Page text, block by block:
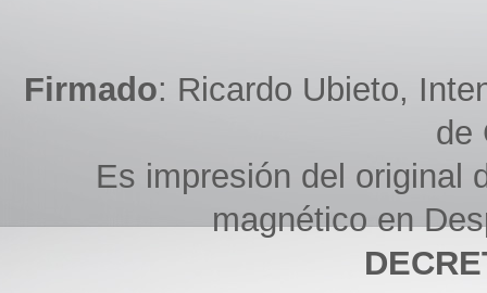
Firmado: Ricardo Ubieto,
de
Es impresión del original
magnético en